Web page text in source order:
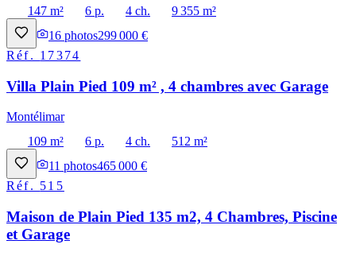
147 m²
6 p. 4 ch.
9 355 m²
16 photos299 000 €
Réf. 17374
Villa Plain Pied 109 m² , 4 chambres avec Garage
Montélimar
109 m²
6 p. 4 ch.
512 m²
11 photos465 000 €
Réf. 515
Maison de Plain Pied 135 m2, 4 Chambres, Piscine
et Garage